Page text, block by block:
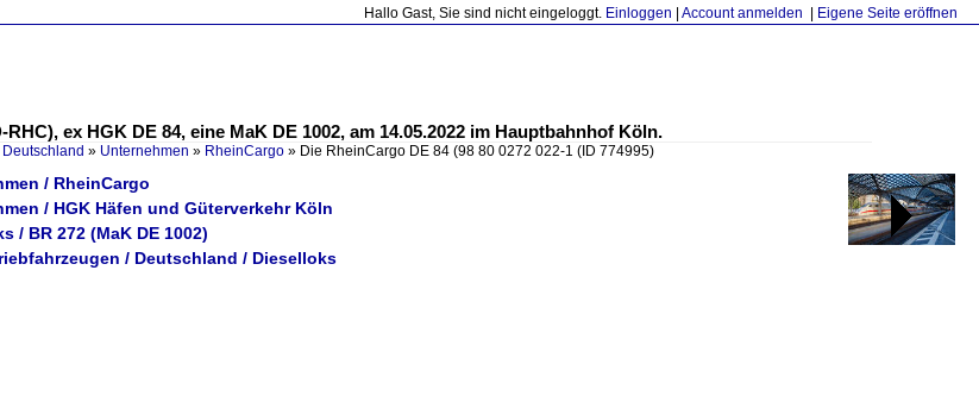
Hallo Gast, Sie sind nicht eingeloggt. Einloggen Account anmelden Eigene Seite eröffnen
RHC), ex HGK DE 84, eine MaK DE 1002, am 14.05.2022 im Hauptbahnhof Köln.
Deutschland » Unternehmen » RheinCargo » Die RheinCargo DE 84 (98 80 0272 022-1 (ID 774995)
/ RheinCargo
/ HGK Häfen und Güterverkehr Köln
/ BR 272 (MaK DE 1002)
/ Deutschland / Dieselloks